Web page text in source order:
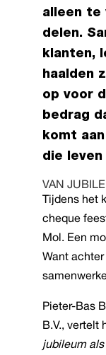
alleen te
delen.
klanten,
haalden
op voor
bedrag
komt
die leven
VAN
Tijdens het
cheque
Mol. Een
Want
Pieter-Bas
B.V., vertelt
jubileum